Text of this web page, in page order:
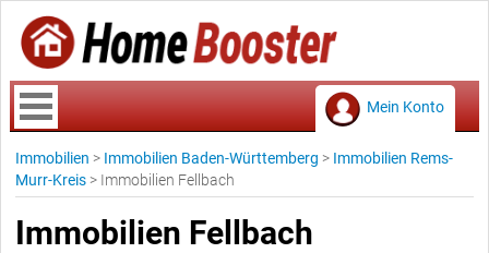
Mein Konto
Immobilien > Immobilien Baden-Württemberg > Immobilien Rems-
Murr-Kreis > Immobilien Fellbach
Immobilien Fellbach